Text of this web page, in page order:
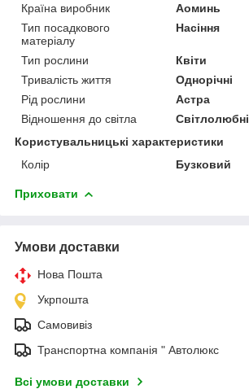
Країна виробник
Аоминь
Тип посадкового
матеріалу
Насіння
Тип рослини
Квіти
Тривалість життя
Однорічні
Рід рослини
Астра
Відношення до світла
Світлолюбні
Користувальницькі характеристики
Колір
Бузковий
Приховати
Умови доставки
Нова Пошта
Укрпошта
Самовивіз
Транспортна компанія " Автолюкс
Всі умови доставки